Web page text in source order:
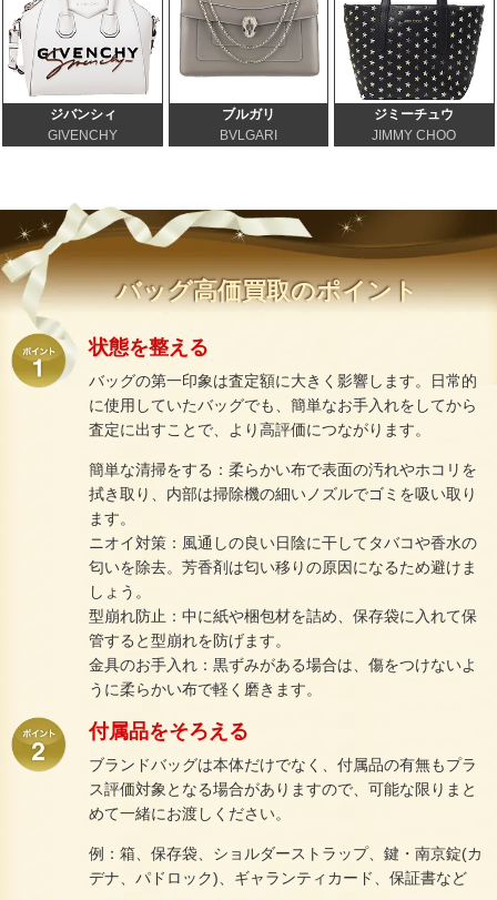
ジバンシィ
GIVENCHY
ブルガリ
BVLGARI
ジミーチュウ
JIMMY CHOO
バッグ高価買取のポイント
状態を整える
バッグの第一印象は査定額に大きく影響します。日常的
に使用していたバッグでも、簡単なお手入れをしてから
査定に出すことで、より高評価につながります。
簡単な清掃をする：柔らかい布で表面の汚れやホコリを
拭き取り、内部は掃除機の細いノズルでゴミを吸い取り
ます。
ニオイ対策：風通しの良い日陰に干してタバコや香水の
匂いを除去。芳香剤は匂い移りの原因になるため避けま
しょう。
型崩れ防止：中に紙や梱包材を詰め、保存袋に入れて保
管すると型崩れを防げます。
金具のお手入れ：黒ずみがある場合は、傷をつけないよ
うに柔らかい布で軽く磨きます。
付属品をそろえる
ブランドバッグは本体だけでなく、付属品の有無もプラ
ス評価対象となる場合がありますので、可能な限りまと
めて一緒にお渡しください。
例：箱、保存袋、ショルダーストラップ、鍵・南京錠(カ
デナ、パドロック)、ギャランティカード、保証書など